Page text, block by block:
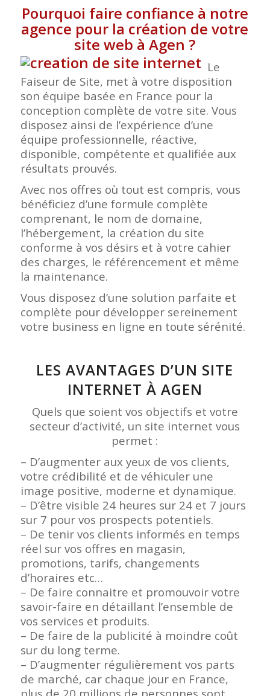
Pourquoi faire confiance à notre
agence pour la création de votre
site web à Agen ?
Le
Faiseur de Site, met à votre disposition
son équipe basée en France pour la
conception complète de votre site. Vous
disposez ainsi de l’expérience d’une
équipe professionnelle, réactive,
disponible, compétente et qualifiée aux
résultats prouvés.
Avec nos offres où tout est compris, vous
bénéficiez d’une formule complète
comprenant, le nom de domaine,
l’hébergement, la création du site
conforme à vos désirs et à votre cahier
des charges, le référencement et même
la maintenance.
Vous disposez d’une solution parfaite et
complète pour développer sereinement
votre business en ligne en toute sérénité.
LES AVANTAGES D’UN SITE
INTERNET À AGEN
Quels que soient vos objectifs et votre
secteur d’activité, un site internet vous
permet :
– D’augmenter aux yeux de vos clients,
votre crédibilité et de véhiculer une
image positive, moderne et dynamique.
– D’être visible 24 heures sur 24 et 7 jours
sur 7 pour vos prospects potentiels.
– De tenir vos clients informés en temps
réel sur vos offres en magasin,
promotions, tarifs, changements
d’horaires etc…
– De faire connaitre et promouvoir votre
savoir-faire en détaillant l’ensemble de
vos services et produits.
– De faire de la publicité à moindre coût
sur du long terme.
– D’augmenter régulièrement vos parts
de marché, car chaque jour en France,